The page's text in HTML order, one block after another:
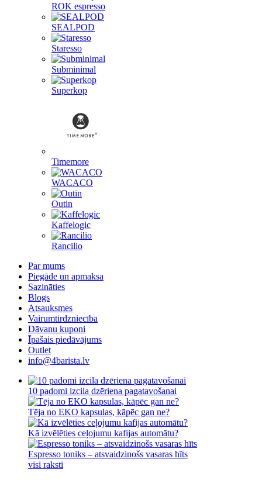
ROK espresso
SEALPOD
Staresso
Subminimal
Superkop
Timemore
WACACO
Outin
Kaffelogic
Rancilio
Par mums
Piegāde un apmaksa
Sazināties
Blogs
Atsauksmes
Vairumtirdzniecība
Dāvanu kuponi
Īpašais piedāvājums
Outlet
info@4barista.lv
10 padomi izcila dzēriena pagatavošanai
Tēja no EKO kapsulas, kāpēc gan ne?
Kā izvēlēties ceļojumu kafijas automātu?
Espresso toniks – atsvaidzinošs vasaras hīts
visi raksti